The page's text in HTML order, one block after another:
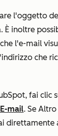
l'oggetto
È inoltre
l'e-mail
che
fai clic
E-mail. Se Altro
direttamente